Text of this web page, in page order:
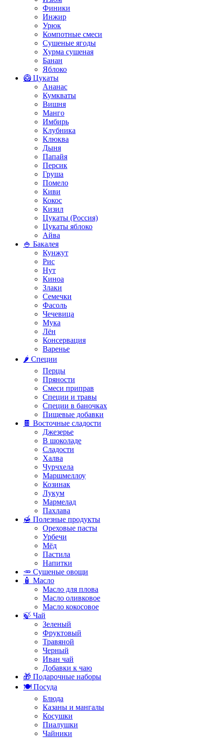
Финики
Инжир
Урюк
Компотные смеси
Сушеные ягоды
Хурма сушеная
Банан
Яблоко
🥝 Цукаты
Ананас
Кумкваты
Вишня
Манго
Имбирь
Клубника
Клюква
Дыня
Папайя
Персик
Груша
Помело
Киви
Кокос
Кизил
Цукаты (Россия)
Цукаты яблоко
Айва
🍚 Бакалея
Кунжут
Рис
Нут
Киноа
Злаки
Семечки
Фасоль
Чечевица
Мука
Лён
Консервация
Варенье
🌶️ Специи
Перцы
Пряности
Смеси приправ
Специи и травы
Специи в баночках
Пищевые добавки
🍫 Восточные сладости
Джезерье
В шоколаде
Сладости
Халва
Чурчхела
Маршмеллоу
Козинак
Лукум
Мармелад
Пахлава
🍯 Полезные продукты
Ореховые пасты
Урбечи
Мёд
Пастила
Напитки
🥕 Сушеные овощи
🧴 Масло
Масло для плова
Масло оливковое
Масло кокосовое
🍃 Чай
Зеленый
Фруктовый
Травяной
Черный
Иван чай
Добавки к чаю
🎁 Подарочные наборы
🍽️ Посуда
Блюда
Казаны и мангалы
Косушки
Пиалушки
Чайники